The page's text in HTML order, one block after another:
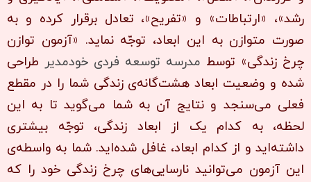
رشد»، «ارتباطات» و «تفریح»، تعادل برقرار کرده و به
صورت متوازن به این ابعاد، توجّه نماید. «آزمون توازن
چرخ زندگی» توسط مدرسه توسعه فردی خودمدیر طراحی
شده و وضعیت ابعاد هشت‌گانه‌ی زندگی شما را در مقطع
فعلی می‌سنجد و نتایج آن به شما می‌گوید تا به این
لحظه، به کدام یک از ابعاد زندگی، توجّه بیشتری
داشته‌اید و از کدام ابعاد، غافل شده‌اید. شما به واسطه‌ی
این آزمون می‌توانید نارسایی‌های چرخ زندگی خود را که